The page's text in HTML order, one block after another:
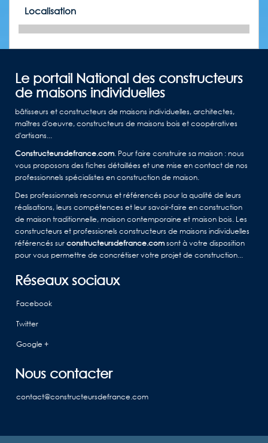
Localisation
Le portail National des constructeurs
de maisons individuelles
bâtisseurs et constructeurs de maisons individuelles, architectes,
maîtres d'oeuvre, constructeurs de maisons bois et coopératives
d'artisans...
Constructeursdefrance.com. Pour faire construire sa maison : nous
vous proposons des fiches détaillées et une mise en contact de nos
professionnels spécialistes en construction de maison.
Des professionnels reconnus et référencés pour la qualité de leurs
réalisations, leurs compétences et leur savoir-faire en construction
de maison traditionnelle, maison contemporaine et maison bois. Les
constructeurs et professionels constructeurs de maisons individuelles
référencés surconstructeursdefrance.comsont à votre disposition
pour vous permettre de concrétiser votre projet de construction...
Réseaux sociaux
Facebook
Twitter
Google +
Nous contacter
contact@constructeursdefrance.com